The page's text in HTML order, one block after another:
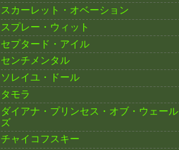
スカーレット・オベーション
スプレー・ウィット
セプタード・アイル
センチメンタル
ソレイユ・ドール
タモラ
ダイアナ・プリンセス・オブ・ウェール
ズ
チャイコフスキー